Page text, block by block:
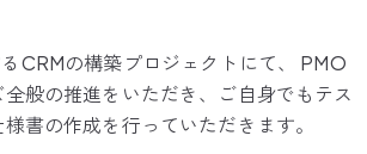
CRMの構築プロジェクトにて、 PMO
般の推進をいただき、ご自身でもテス
書の作成を行っていただきます。